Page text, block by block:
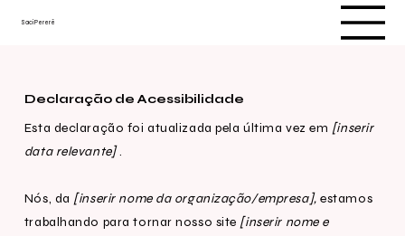
Saci Pererê
Declaração de Acessibilidade
Esta declaração foi atualizada pela última vez em [inserir
data relevante].
Nós, da [inserir nome da organização/empresa], estamos
trabalhando para tornar nosso site [inserir nome e